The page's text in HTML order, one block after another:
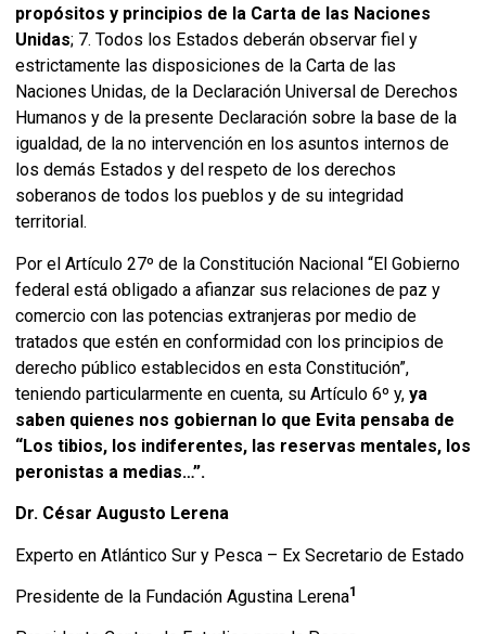
propósitos y principios de la Carta de las Naciones
Unidas; 7. Todos los Estados deberán observar fiel y
estrictamente las disposiciones de la Carta de las
Naciones Unidas, de la Declaración Universal de Derechos
Humanos y de la presente Declaración sobre la base de la
igualdad, de la no intervención en los asuntos internos de
los demás Estados y del respeto de los derechos
soberanos de todos los pueblos y de su integridad
territorial.
Por el Artículo 27º de la Constitución Nacional “El Gobierno
federal está obligado a afianzar sus relaciones de paz y
comercio con las potencias extranjeras por medio de
tratados que estén en conformidad con los principios de
derecho público establecidos en esta Constitución”,
teniendo particularmente en cuenta, su Artículo 6º y, ya
saben quienes nos gobiernan lo que Evita pensaba de
“Los tibios, los indiferentes, las reservas mentales, los
peronistas a medias…”.
Dr. César Augusto Lerena
Experto en Atlántico Sur y Pesca – Ex Secretario de Estado
Presidente de la Fundación Agustina Lerena1